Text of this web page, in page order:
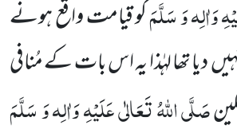
وَاٰلِہ وَ سَلَّمَکو قیامت واقع ہونے
دیا تھا لہٰذا یہ اس بات کے مُنافی
صَلَّی اللّٰہُ تَعَالٰی عَلَیْہِ وَاٰلِہ وَ سَلَّمَ